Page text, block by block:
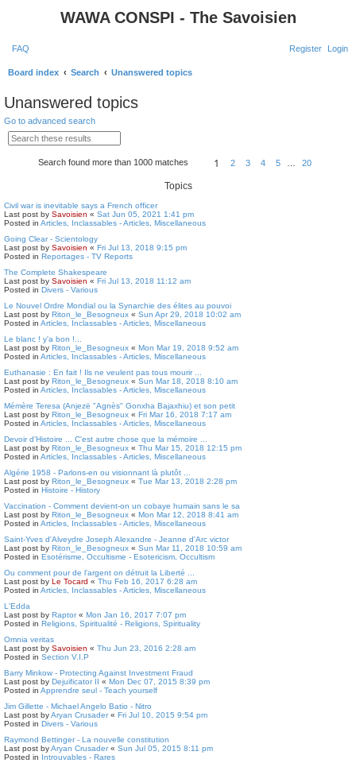
WAWA CONSPI - The Savoisien
FAQ Login
Register
Board index Search Unanswered topics
Unanswered topics
Go to advanced search
SA
d
s
e
r
c
h
Search found more than 1000 matches
f
1 2 3 4 5 20
Topics
Civil war is inevitable says a French officer
Last post by Savoisien « Sat Jun 05, 2021 1:41 pm
Posted in Articles, Inclassables - Articles, Miscellaneous
Going Clear - Scientology
Last post by Savoisien « Fri Jul 13, 2018 9:15 pm
Posted in Reportages - TV Reports
The Complete Shakespeare
Last post by Savoisien « Fri Jul 13, 2018 11:12 am
Posted in Divers - Various
Le Nouvel Ordre Mondial ou la Synarchie des élites au pouvoi
Last post by Riton_le_Besogneux « Sun Apr 29, 2018 10:02 am
Posted in Articles, Inclassables - Articles, Miscellaneous
Le blanc ! y'a bon !...
Last post by Riton_le_Besogneux « Mon Mar 19, 2018 9:52 am
Posted in Articles, Inclassables - Articles, Miscellaneous
Euthanasie : En fait ! Ils ne veulent pas tous mourir ...
Last post by Riton_le_Besogneux « Sun Mar 18, 2018 8:10 am
Posted in Articles, Inclassables - Articles, Miscellaneous
Mémère Teresa (Anjezë "Agnès" Gonxha Bajaxhiu) et son petit
Last post by Riton_le_Besogneux « Fri Mar 16, 2018 7:17 am
Posted in Articles, Inclassables - Articles, Miscellaneous
Devoir d'Histoire ... C'est autre chose que la mémoire ...
Last post by Riton_le_Besogneux « Thu Mar 15, 2018 12:15 pm
Posted in Articles, Inclassables - Articles, Miscellaneous
Algérie 1958 - Parlons-en ou visionnant là plutôt ...
Last post by Riton_le_Besogneux « Tue Mar 13, 2018 2:28 pm
Posted in Histoire - History
Vaccination - Comment devient-on un cobaye humain sans le sa
Last post by Riton_le_Besogneux « Mon Mar 12, 2018 8:41 am
Posted in Articles, Inclassables - Articles, Miscellaneous
Saint-Yves d'Alveydre Joseph Alexandre - Jeanne d'Arc victor
Last post by Riton_le_Besogneux « Sun Mar 11, 2018 10:59 am
Posted in Esotérisme, Occultisme - Esotericism, Occultism
Ou comment pour de l'argent on détruit la Liberté ...
Last post by Le Tocard « Thu Feb 16, 2017 6:28 am
Posted in Articles, Inclassables - Articles, Miscellaneous
L'Edda
Last post by Raptor« Mon Jan 16, 2017 7:07 pm
Posted in Religions, Spiritualité - Religions, Spirituality
Omnia veritas
Last post by Savoisien « Thu Jun 23, 2016 2:28 am
Posted in Section V.I.P
Barry Minkow - Protecting Against Investment Fraud
Last post by Dejuificator II « Mon Dec 07, 2015 8:39 pm
Posted in Apprendre seul - Teach yourself
Jim Gillette - Michael Angelo Batio - Nitro
Last post byAryan Crusader« Fri Jul 10, 2015 9:54 pm
Posted in Divers - Various
Raymond Bettinger - La nouvelle constitution
Last post byAryan Crusader« Sun Jul 05, 2015 8:11 pm
Posted in Introuvables - Rares